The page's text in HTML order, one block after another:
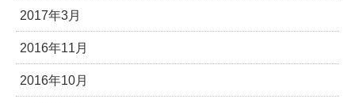
2017年3月
2016年11月
2016年10月